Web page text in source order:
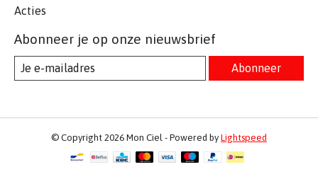
Acties
Abonneer je op onze nieuwsbrief
Abonneer
© Copyright 2026 Mon Ciel - Powered by Lightspeed